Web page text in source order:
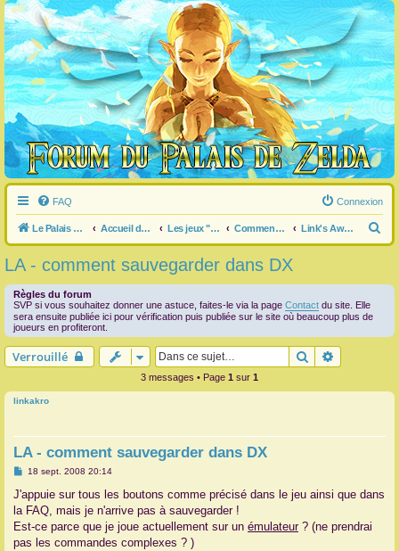
FAQ Connexion
Le Palais de Zelda Accueil du forum Les jeux "Legend of Zelda" Commentaire / question générale / info sur un jeu Link's Awakening
e
LA - comment sauvegarder dans DX
Règles du forum
SVP si vous souhaitez donner une astuce, faites-le via la page Contact du site. Elle
sera ensuite publiée ici pour vérification puis publiée sur le site où beaucoup plus de
joueurs en profiteront.
Verrouillé Rechercher
3 messages • Page 1 sur 1
linkakro
LA - comment sauvegarder dans DX
M
s
s
a
g
18 sept. 2008 20:14
J'appuie sur tous les boutons comme précisé dans le jeu ainsi que dans
la FAQ, mais je n'arrive pas à sauvegarder !
Est-ce parce que je joue actuellement sur un émulateur? (ne prendrai
pas les commandes complexes ? )